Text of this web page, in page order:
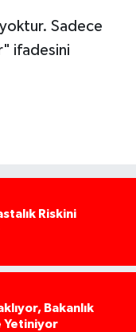
Sadece
ifadesini
Riskini
Bakanlık
Yetiniyor